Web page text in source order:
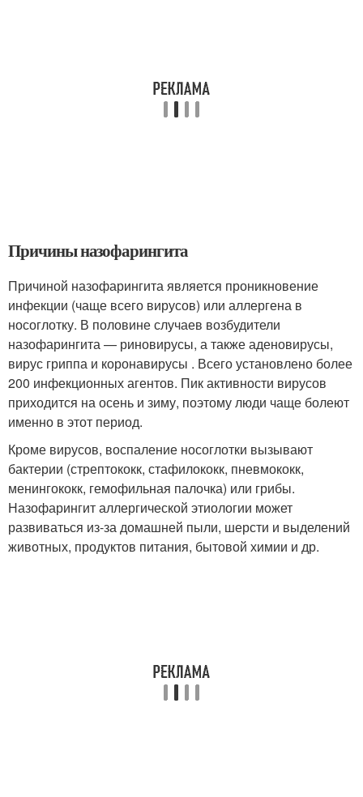
Причины назофарингита
Причиной назофарингита является проникновение
инфекции (чаще всего вирусов) или аллергена в
носоглотку. В половине случаев возбудители
назофарингита — риновирусы, а также аденовирусы,
вирус гриппа и коронавирусы . Всего установлено более
200 инфекционных агентов. Пик активности вирусов
приходится на осень и зиму, поэтому люди чаще болеют
именно в этот период.
Кроме вирусов, воспаление носоглотки вызывают
бактерии (стрептококк, стафилококк, пневмококк,
менингококк, гемофильная палочка) или грибы.
Назофарингит аллергической этиологии может
развиваться из-за домашней пыли, шерсти и выделений
животных, продуктов питания, бытовой химии и др.